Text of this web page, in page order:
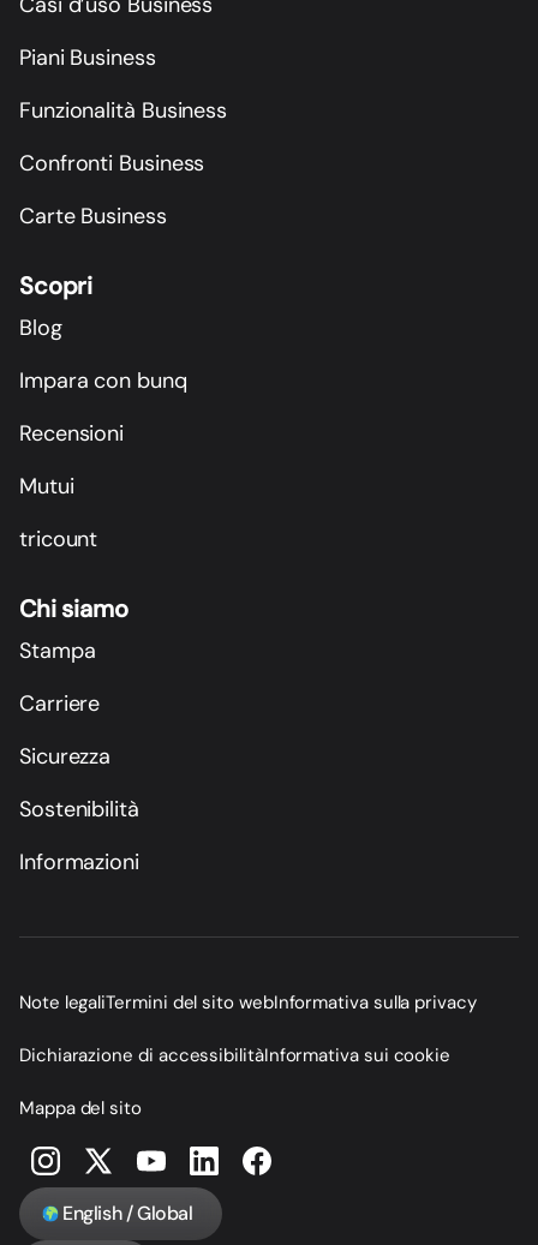
Piani Business
Funzionalità Business
Confronti Business
Carte Business
Scopri
Blog
Impara con bunq
Recensioni
Mutui
tricount
Chi siamo
Stampa
Carriere
Sicurezza
Sostenibilità
Informazioni
Note legaliTermini del sito webInformativa sulla privacy
Dichiarazione di accessibilitàInformativa sui cookie
Mappa del sito
English / Global